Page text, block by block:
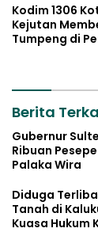
Kodim 1306
Kejutan
Tumpeng di
Berita
Gubernur
Ribuan
Palaka Wira
Diduga
Tanah di
Kuasa Hukum